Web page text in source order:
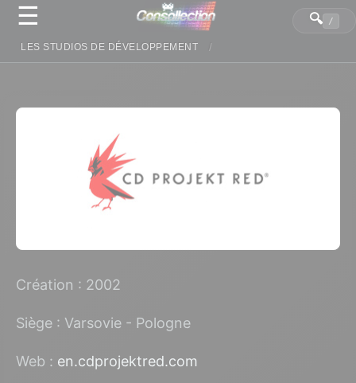
☰
LES STUDIOS DE DÉVELOPPEMENT
🔍 /
Création : 2002
Siège : Varsovie - Pologne
Web : en.cdprojektred.com
Panneau de gestion des cookies